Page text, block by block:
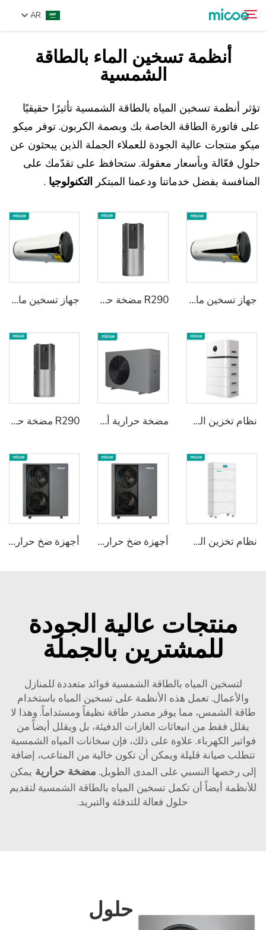
AR
من نحن
حل
الدعم والخدمات
مركز الإعلام
اتصل بنا
أنظمة تسخين الماء بالطاقة
الشمسية
تؤثر أنظمة تسخين المياه بالطاقة الشمسية تأثيرًا حقيقيًا
على فاتورة الطاقة الخاصة بك وبصمة الكربون. توفر ميكو
ميكو منتجات عالية الجودة للعملاء الجملة الذين يبحثون عن
حلول فعّالة وبأسعار معقولة. ستحافظ على تقدّمك على
المنافسة بفضل خدماتنا ودعمنا المبتكر التكنولوجيا .
جهاز تسخين ماء بالمضخة الحرارية مدمج ومثبت على الحائط R290 مضخة حرارة متكاملة لتسخين المياه جهاز تسخين ماء بالمضخة الحرارية مدمج ومثبت على الحائط
نظام تخزين الطاقة السكني المثبت 2 مضخة حرارية أحادية الكتلة R290 لتسخين المياه R290 مضخة حرارة متكاملة لتسخين المياه
نظام تخزين الطاقة السكني المثبت أجهزة ضخ حراري من نوع مونوبلك باستخدام تقنية R290 لتوفير المياه الساخنة من ميكو أجهزة ضخ حراري من نوع مونوبلك باستخدام تقنية R290 لتوفير المياه الساخنة من ميكو
منتجات عالية الجودة
للمشترين بالجملة
لتسخين المياه بالطاقة الشمسية فوائد متعددة للمنازل
والأعمال. تعمل هذه الأنظمة على تسخين المياه باستخدام
طاقة الشمس، مما يوفر مصدر طاقة نظيفاً ومستداماً. وهذا لا
يقلل فقط من انبعاثات الغازات الدفيئة، بل ويقلل أيضاً من
فواتير الكهرباء. علاوة على ذلك، فإن سخانات المياه الشمسية
تتطلب صيانة قليلة ويمكن أن تكون خالية من المتاعب، إضافة
إلى رخصها النسبي على المدى الطويل. مضخة حرارية يمكن
للأنظمة أيضاً أن تكمل تسخين المياه بالطاقة الشمسية لتقديم
حلول فعالة للتدفئة والتبريد.
حلول